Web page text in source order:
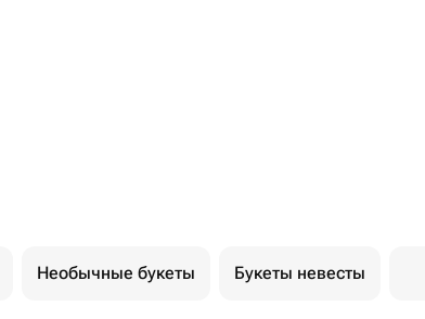
Необычные букеты Букеты невесты